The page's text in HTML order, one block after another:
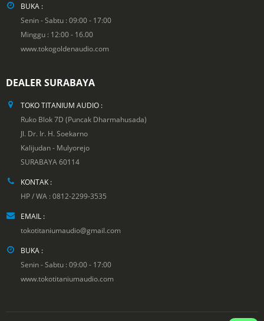
BUKA :
Senin - Sabtu : 09:00 - 17:00
Minggu : 12:00 - 16.00
www.tokogoldenaudio.com
DEALER SURABAYA
TOKO TITANIUM AUDIO :
Ruko Blok 7D (Puncak Dharmahusada)
Jl. Dr. Ir. H. Soekarno
Kalijudan - Mulyorejo
SURABAYA 60114
KONTAK :
HP / WA : 0812-2299-3535
EMAIL :
tokotitaniumaudio@gmail.com
BUKA :
Senin - Sabtu : 09:00 - 17:00
www.tokotitaniumaudio.com